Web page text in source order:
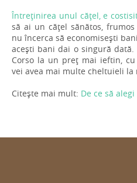
Întreținirea unul cățel, e
să ai un cățel sănătos,
nu încerca să economisești
acești bani dai o singură
Corso la un preț mai ieftin,
vei avea mai multe cheltuieli
Citește mai mult: De ce să